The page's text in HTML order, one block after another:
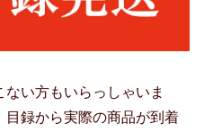
い方もいらっしゃいま
録から実際の商品が到着